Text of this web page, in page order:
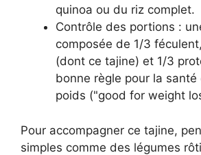
quinoa ou du riz complet.
Contrôle des portions :
composée de 1/3
(dont ce tajine) et 1/3
bonne règle pour la
poids ("good for weight
Pour accompagner ce tajine,
simples comme des légumes